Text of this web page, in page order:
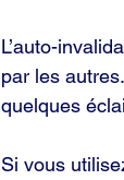
L’auto-
par les
quelques
Si vous